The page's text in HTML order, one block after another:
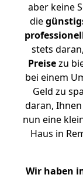
aber keine
die
stets
Preisezu
bei einem
Geld zu
daran,
nun eine
Haus in
Wir haben